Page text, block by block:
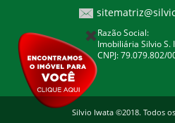
Razão Social:
Imobiliária Silvio S.
CNPJ: 79.079.802/
Silvio Iwata ©2018. Todos